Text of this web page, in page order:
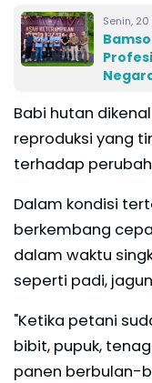
Senin,
Babi hutan
reproduksi yang
terhadap
Dalam kondisi
berkembang
dalam waktu
seperti padi,
"Ketika petani
bibit, pupuk,
panen berbulan-